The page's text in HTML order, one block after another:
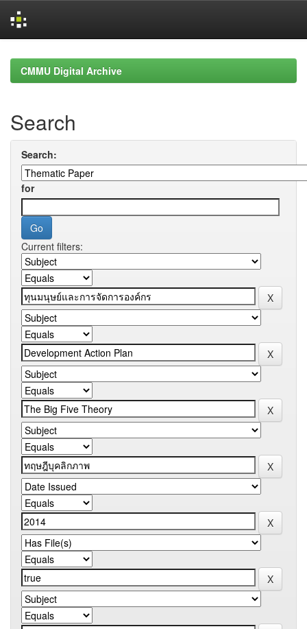
navigationCMMU Digital Archive
Search
Search:
for
Current filters: